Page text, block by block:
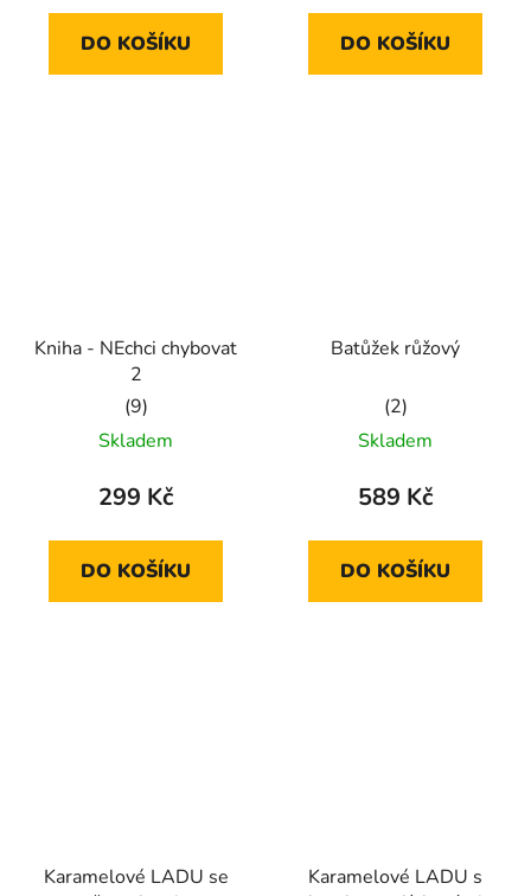
5,0
z
DO KOŠÍKU
5,0
z
DO KOŠÍKU
Kniha - NEchci chybovat
2
Průměrné
hodnocení
produktu
5,0
z
Skladem
299 Kč
DO KOŠÍKU
Batůžek růžový
Průměrné
hodnocení
produktu
5,0
z
Skladem
589 Kč
DO KOŠÍKU
Karamelové LADU se
Karamelové LADU s